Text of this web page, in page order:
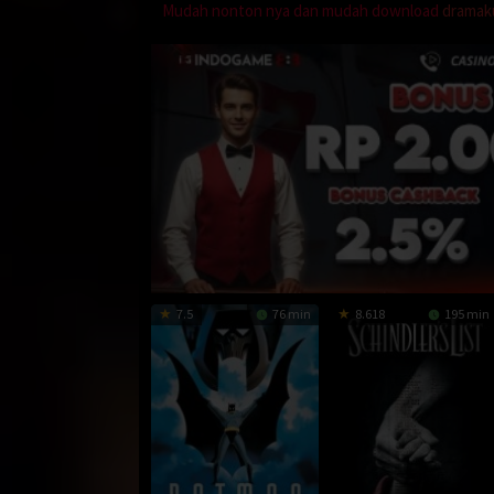
Mudah nonton nya dan mudah download
7.5 76 min 8.618 195 min